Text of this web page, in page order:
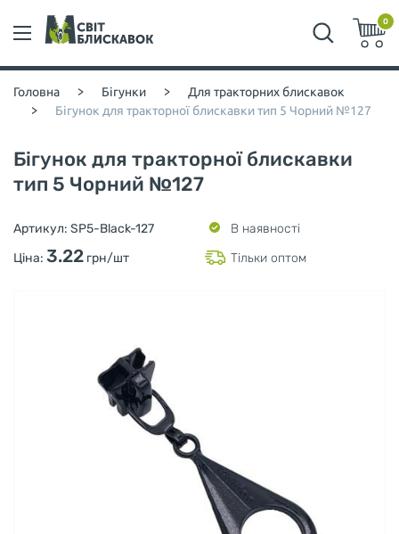
0
Головна > Бігунки > Для тракторних блискавок
> Бігунок для тракторної блискавки тип 5 Чорний №127
Бігунок для тракторної блискавки
тип 5 Чорний №127
Артикул: SP5-Black-127
В наявності
Ціна: 3.22 грн/шт Тільки оптом